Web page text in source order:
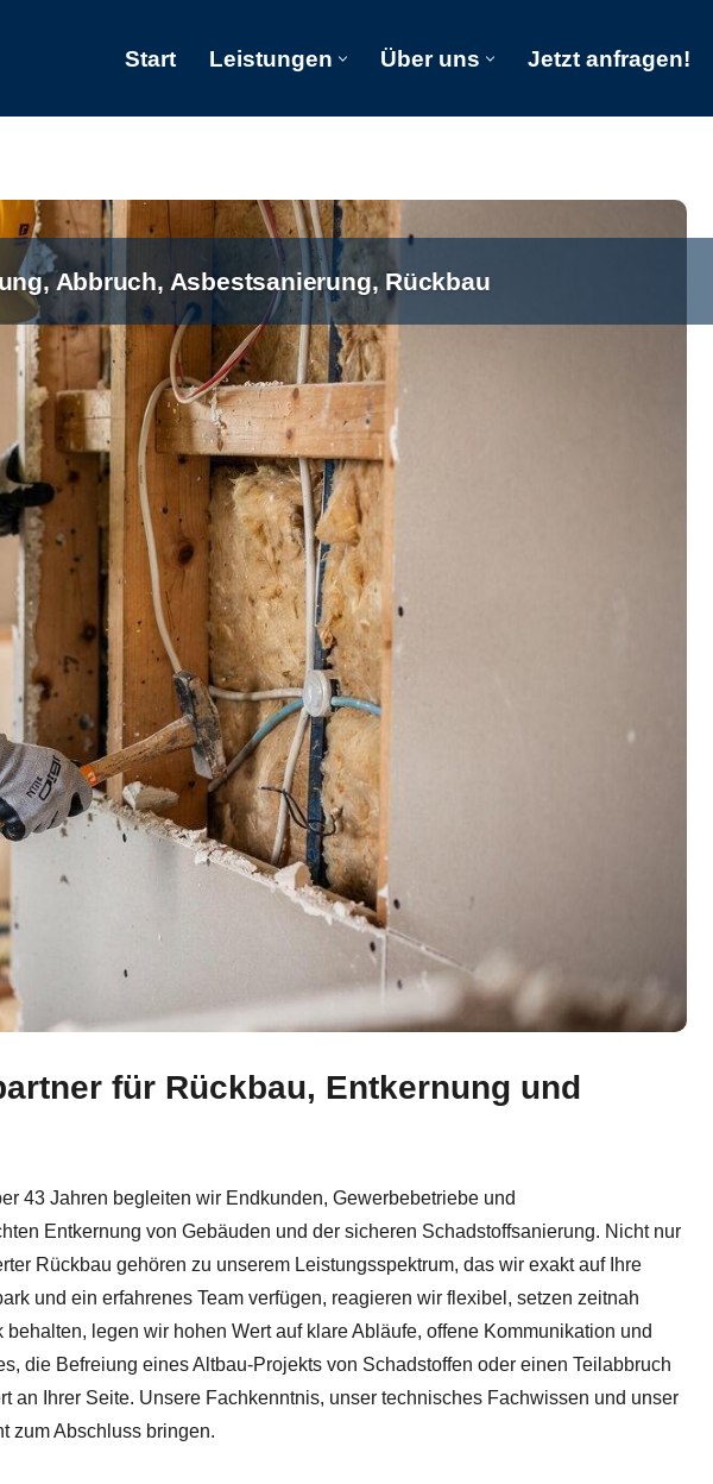
Start Leistungen Über uns Jetzt anfragen!
Abbruch, Asbestsanierung, Rückbau
Rückbau. Buchen Sie ✓Asbestsanierung,
für Rückbau, Entkernung und
43 Jahren begleiten wir Endkunden, Gewerbebetriebe und
Entkernung von Gebäuden und der sicheren Schadstoffsanierung. Nicht nur
Rückbau gehören zu unserem Leistungsspektrum, das wir exakt auf Ihre
und ein erfahrenes Team verfügen, reagieren wir flexibel, setzen zeitnah
legen wir hohen Wert auf klare Abläufe, offene Kommunikation und
die Befreiung eines Altbau-Projekts von Schadstoffen oder einen Teilabbruch
Ihrer Seite. Unsere Fachkenntnis, unser technisches Fachwissen und unser
zum Abschluss bringen.